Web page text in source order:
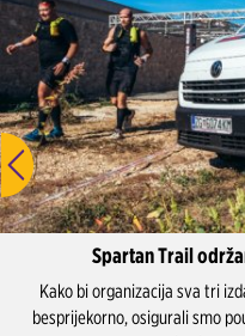
u tri izdanja
Traila u Hrvatskoj prošla
vozila koja i vi možete